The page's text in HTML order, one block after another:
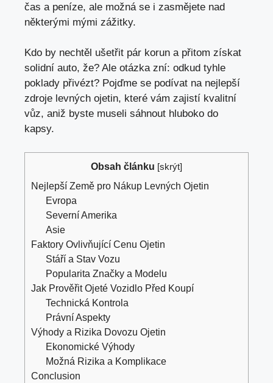
čas a peníze, ale možná se i zasmějete nad
některými mými zážitky.
Kdo by nechtěl ušetřit pár korun a přitom získat
solidní auto, že? Ale otázka zní: odkud tyhle
poklady přivézt? Pojďme se podívat na nejlepší
zdroje levných ojetin, které vám zajistí kvalitní
vůz, aniž byste museli sáhnout hluboko do
kapsy.
Obsah článku [skrýt]
Nejlepší Země pro Nákup Levných Ojetin
Evropa
Severní Amerika
Asie
Faktory Ovlivňující Cenu Ojetin
Stáří a Stav Vozu
Popularita Značky a Modelu
Jak Prověřit Ojeté Vozidlo Před Koupí
Technická Kontrola
Právní Aspekty
Výhody a Rizika Dovozu Ojetin
Ekonomické Výhody
Možná Rizika a Komplikace
Conclusion